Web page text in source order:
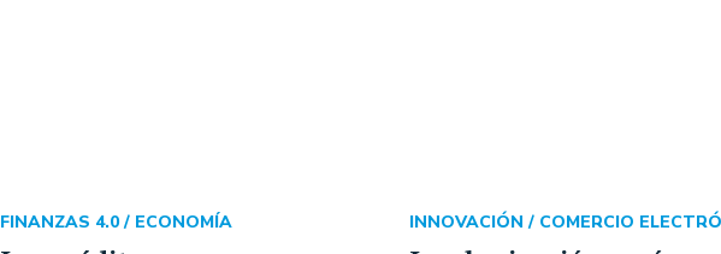
FINANZAS 4.0 / ECONOMÍA INNOVACIÓN / COMERCIO